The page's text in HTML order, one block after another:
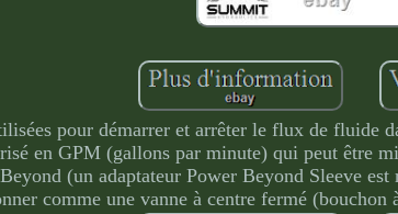
pour démarrer et arrêter le flux de fluide
en GPM (gallons par minute) qui peut être
(un adaptateur Power Beyond Sleeve
comme une vanne à centre fermé